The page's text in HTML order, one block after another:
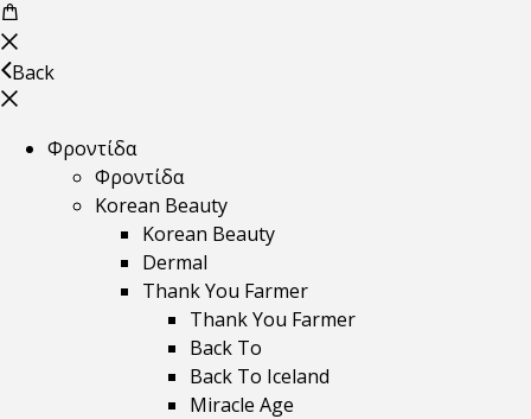
Back
Φροντίδα
Φροντίδα
Korean Beauty
Korean Beauty
Dermal
Thank You Farmer
Thank You Farmer
Back To
Back To Iceland
Miracle Age